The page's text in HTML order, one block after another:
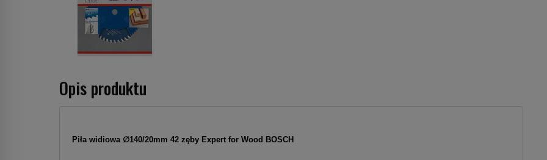
Opis produktu
Piła widiowa ∅140/20mm 42 zęby Expert for Wood BOSCH